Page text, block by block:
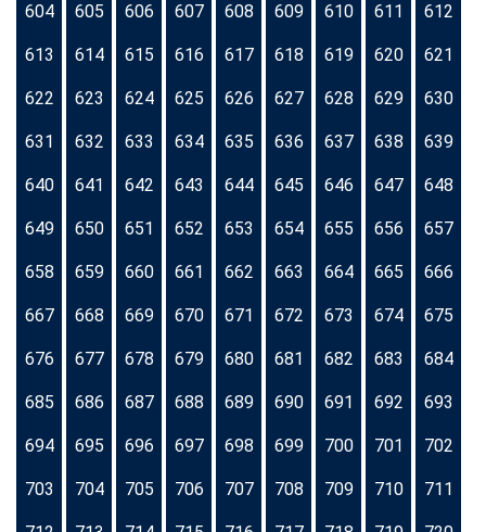
604 605 606 607 608 609 610 611 612
613 614 615 616 617 618 619 620 621
622 623 624 625 626 627 628 629 630
631 632 633 634 635 636 637 638 639
640 641 642 643 644 645 646 647 648
649 650 651 652 653 654 655 656 657
658 659 660 661 662 663 664 665 666
667 668 669 670 671 672 673 674 675
676 677 678 679 680 681 682 683 684
685 686 687 688 689 690 691 692 693
694 695 696 697 698 699 700 701 702
703 704 705 706 707 708 709 710 711